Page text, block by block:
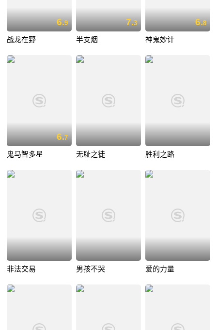
6.9
战龙在野
7.3
半支烟
6.8
神鬼妙计
6.7
鬼马智多星 无耻之徒 胜利之路
非法交易 男孩不哭 爱的力量